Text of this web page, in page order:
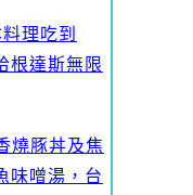
理吃到
根達斯無限
燒豚丼及焦
味噌湯，台